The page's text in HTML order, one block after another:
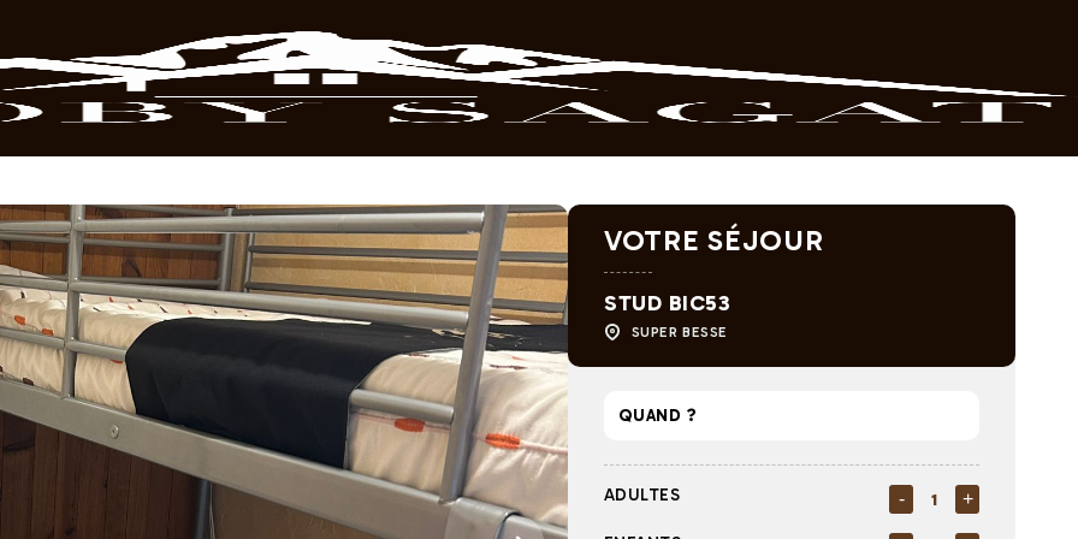
VOTRE SÉJOUR
STUD BIC53
SUPER BESSE
ADULTES - +